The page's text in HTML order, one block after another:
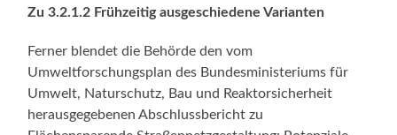
Zu 3.2.1.2 Frühzeitig ausgeschiedene Varianten
Ferner blendet die Behörde den vom
Umweltforschungsplan des Bundesministeriums für
Umwelt, Naturschutz, Bau und Reaktorsicherheit
herausgegebenen Abschlussbericht zu